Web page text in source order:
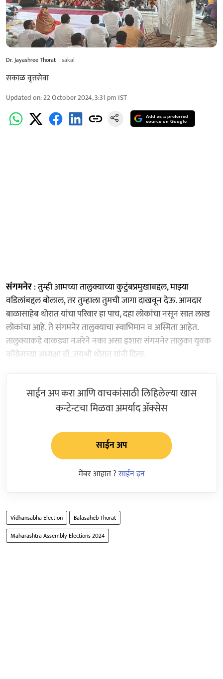
Dr. Jayashree Thorat sakal
सकाळ वृत्तसेवा
Updated on:22 October 2024, 3:31 pm IST
Add as a preferred
source on Google
संगमनेर: तुम्ही आमच्या तालुक्याच्या कुटुंबप्रमुखाबद्दल, माझ्या
वडिलांबद्दल बोलाल, तर तुम्हाला तुमची जागा दाखवून देऊ. आमदार
बाळासाहेब थोरात यांचा परिवार हा पाच, दहा लोकांचा नसून सात लाख
लोकांचा आहे. ते संगमनेर तालुक्याचा स्वाभिमान व अस्मिता आहेत.
तालुक्याकडे वाकड्या नजरेने नका असा इशारा संगमनेर तालुका युवक
काँग्रेसच्या अध्यक्षा डॉ. जयश्री थोरात यांनी दिला.
साईन अप करा आणि वाचकांसाठी लिहिलेल्या खास
कन्टेन्टचा मिळवा अमर्याद ॲक्सेस
साईन अप
मेंबर आहात ?साईन इन
Vidhansabha Election
Balasaheb Thorat
Maharashtra Assembly Elections 2024